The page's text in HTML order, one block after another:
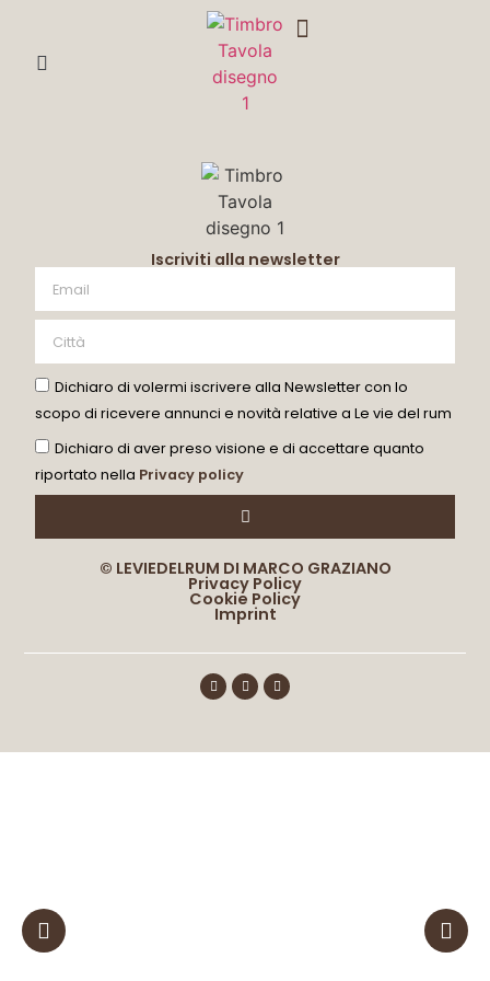
Iscriviti alla newsletter
Dichiaro di volermi iscrivere alla Newsletter con lo
scopo di ricevere annunci e novità relative a Le vie del rum
Dichiaro di aver preso visione e di accettare quanto
riportato nella Privacy policy
© LEVIEDELRUM DI MARCO GRAZIANO
Privacy Policy
Cookie Policy
Imprint